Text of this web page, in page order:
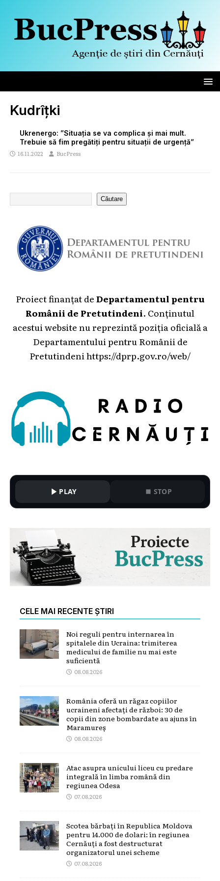
Kudrîțki
Ukrenergo: ”Situația se va complica și mai mult.
Trebuie să fim pregătiți pentru situații de urgență”
16.11.2022 BucPress
Căutare
Proiect finanțat deDepartamentul pentru
Românii de Pretutindeni. Conținutul
acestui website nu reprezintă poziția oficială a
Departamentului pentru Românii de
Pretutindeni https://dprp.gov.ro/web/
PLAY STOP
CELE MAI RECENTE ȘTIRI
Noi reguli pentru internarea în
spitalele din Ucraina: trimiterea
medicului de familie nu mai este
suficientă
08.08.2026
România oferă un răgaz copiilor
ucraineni afectați de război: 30 de
copii din zone bombardate au ajuns în
Maramureș
08.08.2026
Atac asupra unicului liceu cu predare
integrală în limba română din
regiunea Odesa
07.08.2026
Scotea bărbați în Republica Moldova
pentru 14.000 de dolari: în regiunea
Cernăuți a fost destructurat
organizatorul unei scheme
07.08.2026